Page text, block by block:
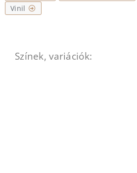
Vinil
Színek, variációk: